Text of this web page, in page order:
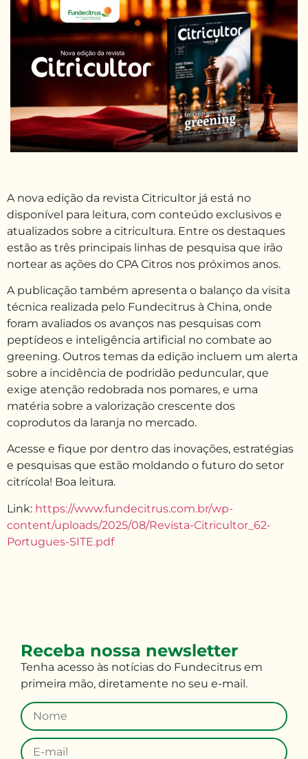
A nova edição da revista Citricultor já está no
disponível para leitura, com conteúdo exclusivos e
atualizados sobre a citricultura. Entre os destaques
estão as três principais linhas de pesquisa que irão
nortear as ações do CPA Citros nos próximos anos.
A publicação também apresenta o balanço da visita
técnica realizada pelo Fundecitrus à China, onde
foram avaliados os avanços nas pesquisas com
peptídeos e inteligência artificial no combate ao
greening. Outros temas da edição incluem um alerta
sobre a incidência de podridão peduncular, que
exige atenção redobrada nos pomares, e uma
matéria sobre a valorização crescente dos
coprodutos da laranja no mercado.
Acesse e fique por dentro das inovações, estratégias
e pesquisas que estão moldando o futuro do setor
citrícola! Boa leitura.
Link: https://www.fundecitrus.com.br/wp-
content/uploads/2025/08/Revista-Citricultor_62-
Portugues-SITE.pdf
Receba nossa newsletter
Tenha acesso às notícias do Fundecitrus em
primeira mão, diretamente no seu e-mail.